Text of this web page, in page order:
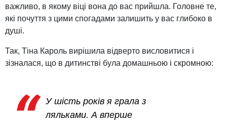
важливо, в якому віці вона до вас прийшла. Головне те,
які почуття з цими спогадами залишить у вас глибоко в
душі.
Так, Тіна Кароль вирішила відверто висловитися і
зізналася, що в дитинстві була домашньою і скромною:
У шість років я грала з
ляльками. А вперше